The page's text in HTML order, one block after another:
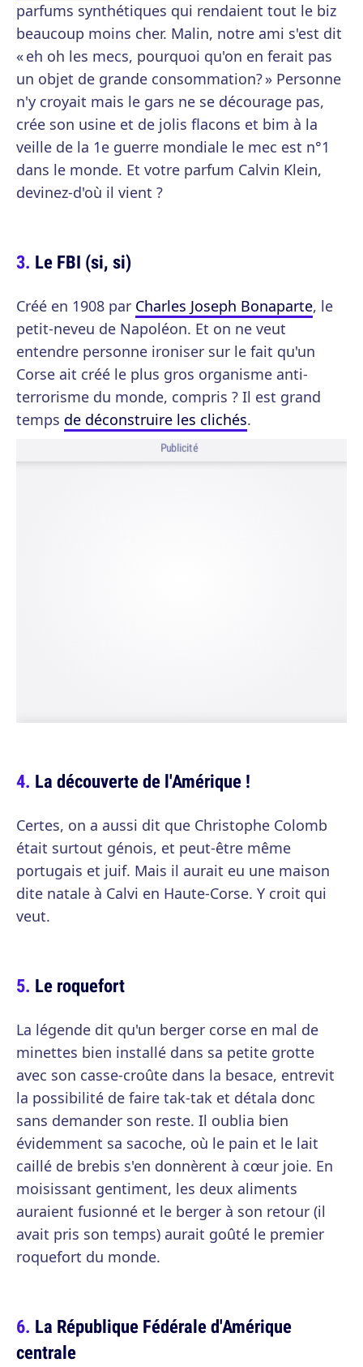
parfums synthétiques qui rendaient tout le biz
beaucoup moins cher. Malin, notre ami s'est dit
« eh oh les mecs, pourquoi qu'on en ferait pas
un objet de grande consommation? » Personne
n'y croyait mais le gars ne se décourage pas,
crée son usine et de jolis flacons et bim à la
veille de la 1e guerre mondiale le mec est n°1
dans le monde. Et votre parfum Calvin Klein,
devinez-d'où il vient ?
Le FBI (si, si)
Créé en 1908 par Charles Joseph Bonaparte, le
petit-neveu de Napoléon. Et on ne veut
entendre personne ironiser sur le fait qu'un
Corse ait créé le plus gros organisme anti-
terrorisme du monde, compris ? Il est grand
temps de déconstruire les clichés.
Publicité
La découverte de l'Amérique !
Certes, on a aussi dit que Christophe Colomb
était surtout génois, et peut-être même
portugais et juif. Mais il aurait eu une maison
dite natale à Calvi en Haute-Corse. Y croit qui
veut.
Le roquefort
La légende dit qu'un berger corse en mal de
minettes bien installé dans sa petite grotte
avec son casse-croûte dans la besace, entrevit
la possibilité de faire tak-tak et détala donc
sans demander son reste. Il oublia bien
évidemment sa sacoche, où le pain et le lait
caillé de brebis s'en donnèrent à cœur joie. En
moisissant gentiment, les deux aliments
auraient fusionné et le berger à son retour (il
avait pris son temps) aurait goûté le premier
roquefort du monde.
La République Fédérale d'Amérique
centrale